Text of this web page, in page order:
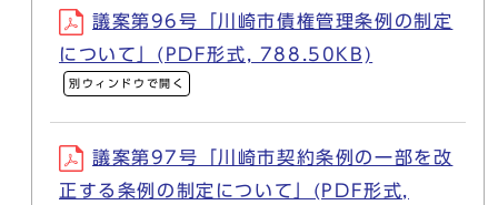
議案第96号「川崎市債権管理条例の制定
について」(PDF形式, 788.50KB)
別ウィンドウで開く
議案第97号「川崎市契約条例の一部を改
正する条例の制定について」(PDF形式,